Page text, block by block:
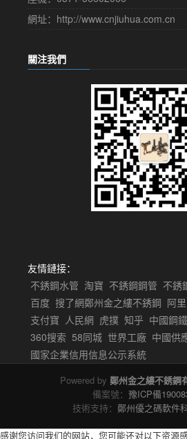
網址：http://www.cnjiuhua.com.cn
關注我們
友情鏈接：
不銹鋼水管 淘寶 不銹鋼鋼管 不銹
百度 搜了網鄭州金之縷不銹鋼 阿
支付寶 人民網 虎撲 知乎 中國鋼
360搜索 58同城 世界工廠 中國供
國家企業信用信息公示系統
Powered by 鄭州金之縷不銹鋼
備案號： 豫ICP備
技術支持： 鄭州優之碼軟件
感谢您访问我们的网站，您可能还对以下资源感